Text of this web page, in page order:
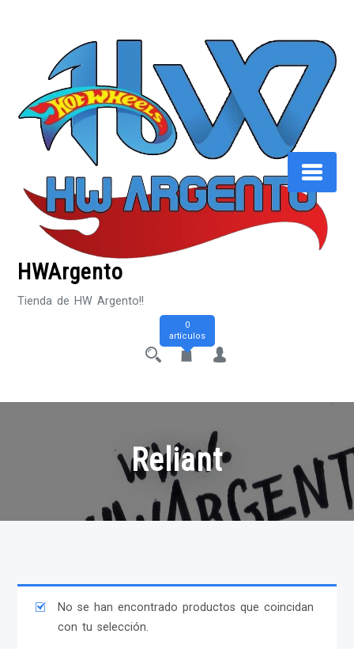
HWArgento
Tienda de HW Argento!!
0
artículos
Reliant
No se han encontrado productos que coincidan
con tu selección.